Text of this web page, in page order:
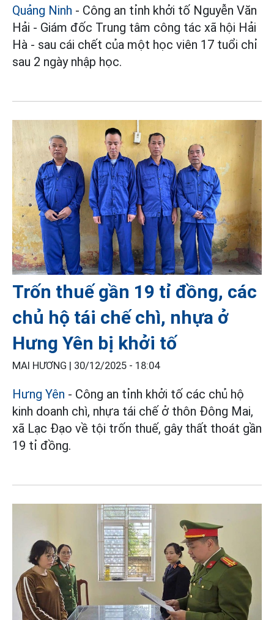
Quảng Ninh - Công an tỉnh khởi tố Nguyễn Văn
Hải - Giám đốc Trung tâm công tác xã hội Hải
Hà - sau cái chết của một học viên 17 tuổi chỉ
sau 2 ngày nhập học.
Trốn thuế gần 19 tỉ đồng, các
chủ hộ tái chế chì, nhựa ở
Hưng Yên bị khởi tố
MAI HƯƠNG | 30/12/2025 - 18:04
Hưng Yên - Công an tỉnh khởi tố các chủ hộ
kinh doanh chì, nhựa tái chế ở thôn Đông Mai,
xã Lạc Đạo về tội trốn thuế, gây thất thoát gần
19 tỉ đồng.